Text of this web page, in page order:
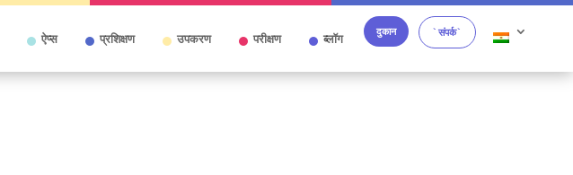
ऐप्स प्रशिक्षण उपकरण परीक्षण ब्लॉग दुकान `संपर्क`